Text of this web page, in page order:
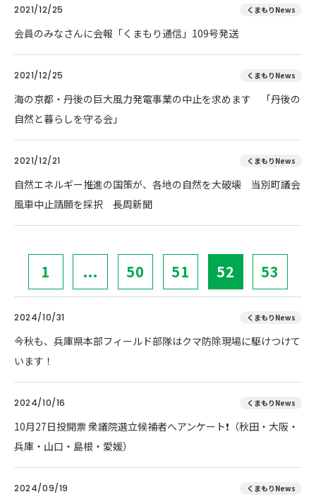
2021/12/25 くまもりNews
会員のみなさんに会報「くまもり通信」109号発送
2021/12/25 くまもりNews
海の京都・丹後の巨大風力発電事業の中止を求めます 「丹後の
自然と暮らしを守る会」
2021/12/21 くまもりNews
自然エネルギー推進の国策が、各地の自然を大破壊 当別町議会
風車中止請願を採択 長周新聞
1 ... 50 51 52 53
2024/10/31 くまもりNews
今秋も、兵庫県本部フィールド部隊はクマ防除現場に駆けつけて
います！
2024/10/16 くまもりNews
10月27日投開票 衆議院選立候補者へアンケート❗（秋田・大阪・
兵庫・山口・島根・愛媛）
2024/09/19 くまもりNews